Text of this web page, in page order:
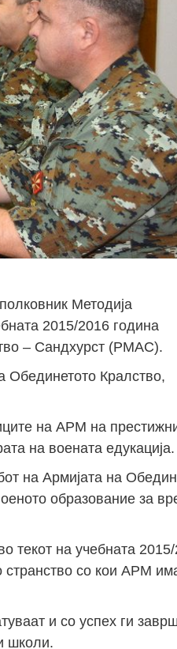
Методија
2015/2016 година
– Сандхурст (РМАС).
Обединетото Кралство,
на АРМ на
на воената едукација.
на Армијата на
образование за
текот на учебната
странство со кои АРМ
и со успех ги
школи.